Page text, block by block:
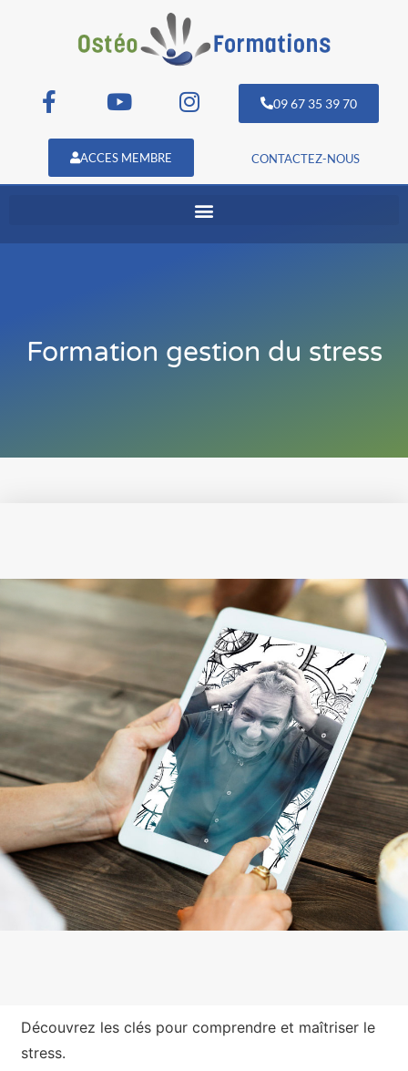
09 67 35 39 70
ACCES MEMBRE CONTACTEZ-NOUS
Formation gestion du stress
Découvrez les clés pour comprendre et maîtriser le
stress.